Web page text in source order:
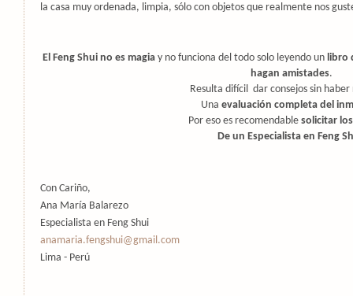
la casa muy ordenada, limpia, sólo con objetos que realmente nos
El Feng Shui no es magiay no funciona del todo solo leyendo un libro
hagan amistades.
Resulta difícil dar consejos sin haber
Una evaluación completa del
Por eso es recomendable solicitar
De un Especialista en Feng
Con Cariño,
Ana María Balarezo
Especialista en Feng Shui
anamaria.fengshui@gmail.com
Lima - Perú